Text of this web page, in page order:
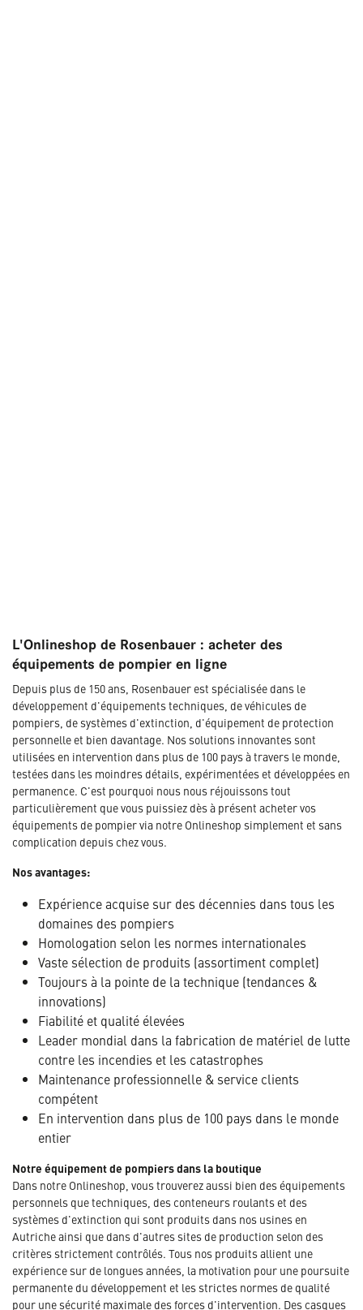
L'Onlineshop de Rosenbauer : acheter des
équipements de pompier en ligne
Depuis plus de 150 ans, Rosenbauer est spécialisée dans le
développement d'équipements techniques, de véhicules de
pompiers, de systèmes d'extinction, d'équipement de protection
personnelle et bien davantage. Nos solutions innovantes sont
utilisées en intervention dans plus de 100 pays à travers le monde,
testées dans les moindres détails, expérimentées et développées en
permanence. C'est pourquoi nous nous réjouissons tout
particulièrement que vous puissiez dès à présent acheter vos
équipements de pompier via notre Onlineshop simplement et sans
complication depuis chez vous.
Nos avantages:
Expérience acquise sur des décennies dans tous les
domaines des pompiers
Homologation selon les normes internationales
Vaste sélection de produits (assortiment complet)
Toujours à la pointe de la technique (tendances &
innovations)
Fiabilité et qualité élevées
Leader mondial dans la fabrication de matériel de lutte
contre les incendies et les catastrophes
Maintenance professionnelle & service clients
compétent
En intervention dans plus de 100 pays dans le monde
entier
Notre équipement de pompiers dans la boutique
Dans notre Onlineshop, vous trouverez aussi bien des équipements
personnels que techniques, des conteneurs roulants et des
systèmes d'extinction qui sont produits dans nos usines en
Autriche ainsi que dans d'autres sites de production selon des
critères strictement contrôlés. Tous nos produits allient une
expérience sur de longues années, la motivation pour une poursuite
permanente du développement et les strictes normes de qualité
pour une sécurité maximale des forces d'intervention. Des casques